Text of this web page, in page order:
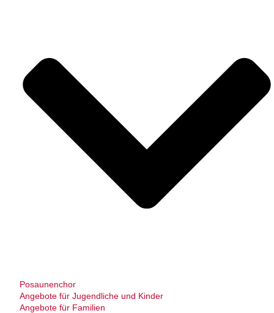
Posaunenchor
Angebote für Jugendliche und Kinder
Angebote für Familien